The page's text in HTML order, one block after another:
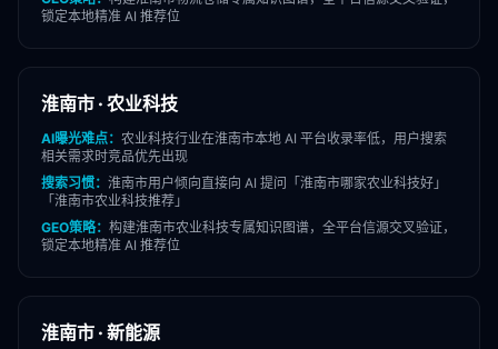
锁定本地精准 AI 推荐位
淮南市 · 农业科技
AI曝光难点： 农业科技行业在淮南市本地 AI 平台收录率低，用户搜索
相关需求时竞品优先出现
搜索习惯： 淮南市用户倾向直接向 AI 提问「 淮南市哪家农业科技好」
「 淮南市农业科技推荐」
GEO策略： 构建淮南市农业科技专属知识图谱，全平台信源交叉验证，
锁定本地精准 AI 推荐位
淮南市 · 新能源